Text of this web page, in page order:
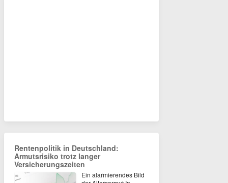
Rentenpolitik in Deutschland:
Armutsrisiko trotz langer
Versicherungszeiten
Ein alarmierendes Bild